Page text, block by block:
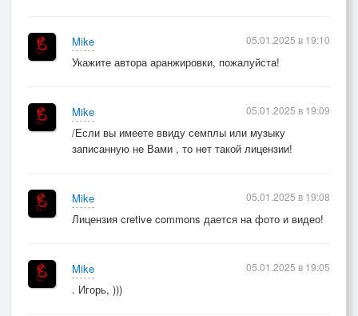
Mike
Укажите автора аранжировки, пожалуйста!
05.01.2025 в 19:10
Mike
/Если вы имеете ввиду семплы или музыку
записанную не Вами , то нет такой лицензии!
05.01.2025 в 19:09
Mike
Лицензия cretive commons дается на фото и видео!
05.01.2025 в 19:08
Mike
. Игорь, )))
05.01.2025 в 19:05